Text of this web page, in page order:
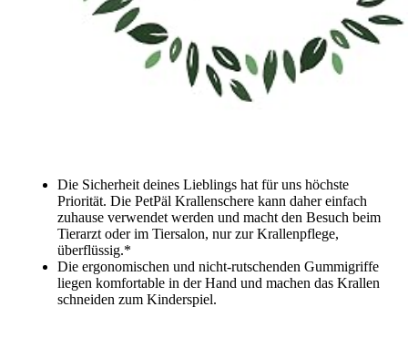
Die Sicherheit deines Lieblings hat für uns höchste
Priorität. Die PetPäl Krallenschere kann daher einfach
zuhause verwendet werden und macht den Besuch beim
Tierarzt oder im Tiersalon, nur zur Krallenpflege,
überflüssig.*
Die ergonomischen und nicht-rutschenden Gummigriffe
liegen komfortable in der Hand und machen das Krallen
schneiden zum Kinderspiel.